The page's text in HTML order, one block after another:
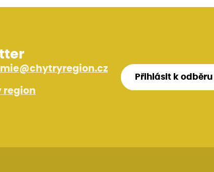
region
Přihlásit k odběru